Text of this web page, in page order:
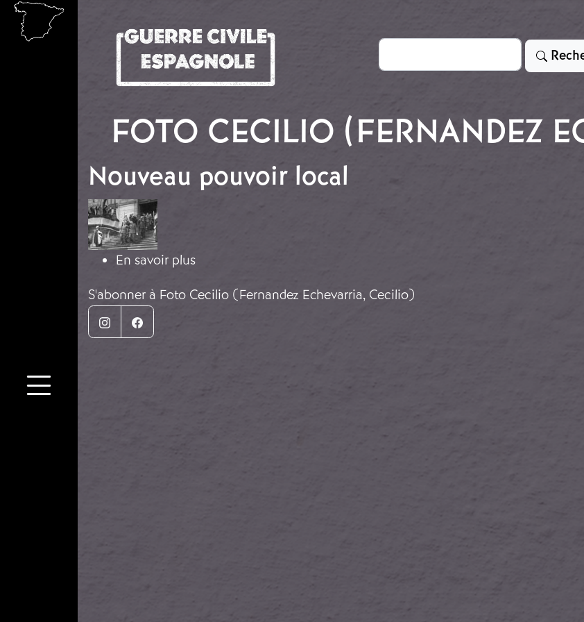
Aller au contenu principal
Rechercher
FOTO CECILIO (FERNANDEZ
Nouveau pouvoir local
Image
En savoir plussur Nouveau pouvoir local
S'abonner à Foto Cecilio (Fernandez Echevarria, Cecilio)
InstagramFacebook